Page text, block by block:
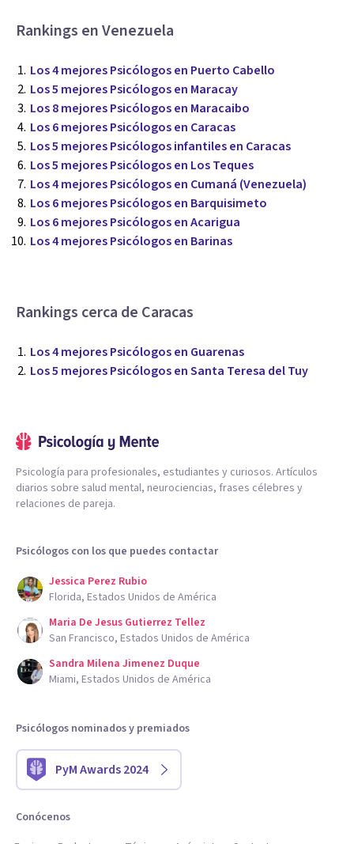
Rankings en Venezuela
Los 4 mejores Psicólogos en Puerto Cabello
Los 5 mejores Psicólogos en Maracay
Los 8 mejores Psicólogos en Maracaibo
Los 6 mejores Psicólogos en Caracas
Los 5 mejores Psicólogos infantiles en Caracas
Los 5 mejores Psicólogos en Los Teques
Los 4 mejores Psicólogos en Cumaná (Venezuela)
Los 6 mejores Psicólogos en Barquisimeto
Los 6 mejores Psicólogos en Acarigua
Los 4 mejores Psicólogos en Barinas
Rankings cerca de Caracas
Los 4 mejores Psicólogos en Guarenas
Los 5 mejores Psicólogos en Santa Teresa del Tuy
Psicología para profesionales, estudiantes y curiosos. Artículos
diarios sobre salud mental, neurociencias, frases célebres y
relaciones de pareja.
Psicólogos con los que puedes contactar
Jessica Perez Rubio
Florida, Estados Unidos de América
Maria De Jesus Gutierrez Tellez
San Francisco, Estados Unidos de América
Sandra Milena Jimenez Duque
Miami, Estados Unidos de América
Psicólogos nominados y premiados
PyM Awards 2024
Conócenos